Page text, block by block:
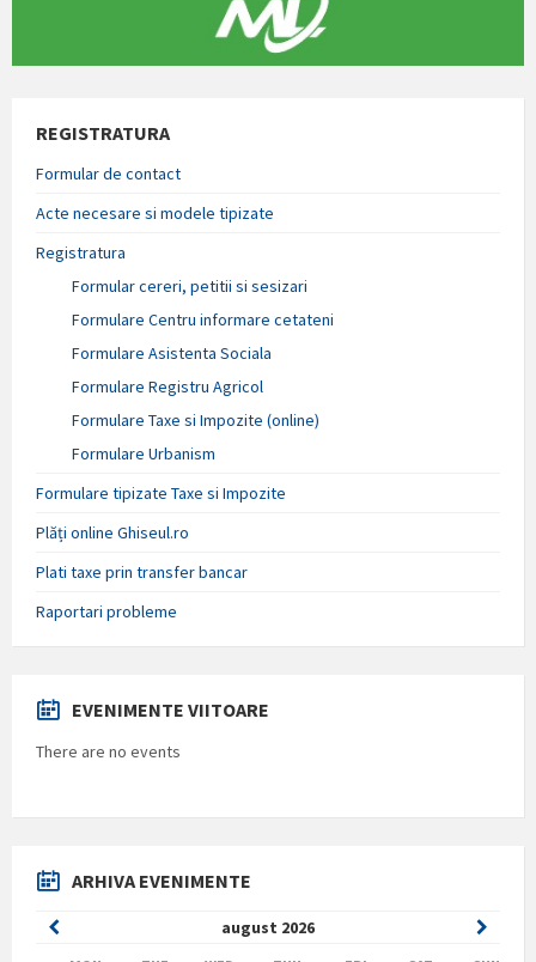
REGISTRATURA
Formular de contact
Acte necesare si modele tipizate
Registratura
Formular cereri, petitii si sesizari
Formulare Centru informare cetateni
Formulare Asistenta Sociala
Formulare Registru Agricol
Formulare Taxe si Impozite (online)
Formulare Urbanism
Formulare tipizate Taxe si Impozite
Plăți online Ghiseul.ro
Plati taxe prin transfer bancar
Raportari probleme
EVENIMENTE VIITOARE
There are no events
ARHIVA EVENIMENTE
august 2026
Previous